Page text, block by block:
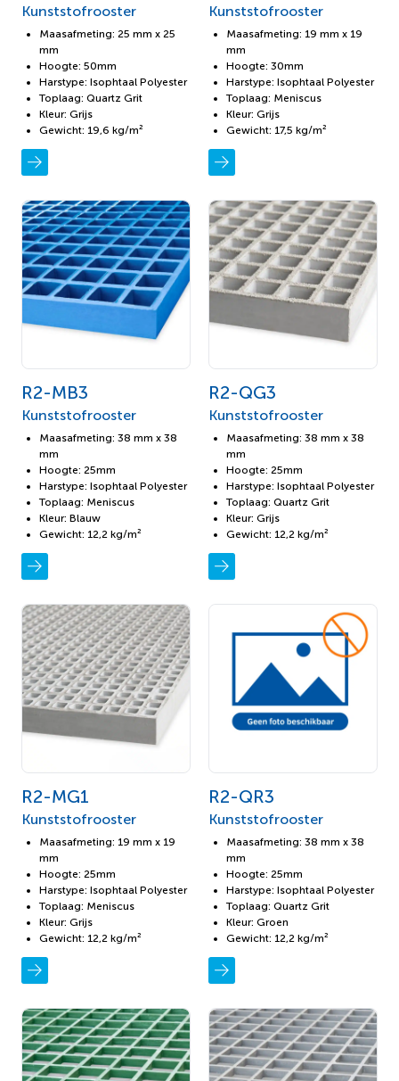
Kunststofrooster
Maasafmeting: 25 mm x 25
mm
Hoogte: 50mm
Harstype: Isophtaal Polyester
Toplaag: Quartz Grit
Kleur: Grijs
Gewicht: 19,6 kg/m²
Kunststofrooster
Maasafmeting: 19 mm x 19
mm
Hoogte: 30mm
Harstype: Isophtaal Polyester
Toplaag: Meniscus
Kleur: Grijs
Gewicht: 17,5 kg/m²
R2-MB3
Kunststofrooster
Maasafmeting: 38 mm x 38
mm
Hoogte: 25mm
Harstype: Isophtaal Polyester
Toplaag: Meniscus
Kleur: Blauw
Gewicht: 12,2 kg/m²
R2-QG3
Kunststofrooster
Maasafmeting: 38 mm x 38
mm
Hoogte: 25mm
Harstype: Isophtaal Polyester
Toplaag: Quartz Grit
Kleur: Grijs
Gewicht: 12,2 kg/m²
R2-MG1
Kunststofrooster
Maasafmeting: 19 mm x 19
mm
Hoogte: 25mm
Harstype: Isophtaal Polyester
Toplaag: Meniscus
Kleur: Grijs
Gewicht: 12,2 kg/m²
R2-QR3
Kunststofrooster
Maasafmeting: 38 mm x 38
mm
Hoogte: 25mm
Harstype: Isophtaal Polyester
Toplaag: Quartz Grit
Kleur: Groen
Gewicht: 12,2 kg/m²